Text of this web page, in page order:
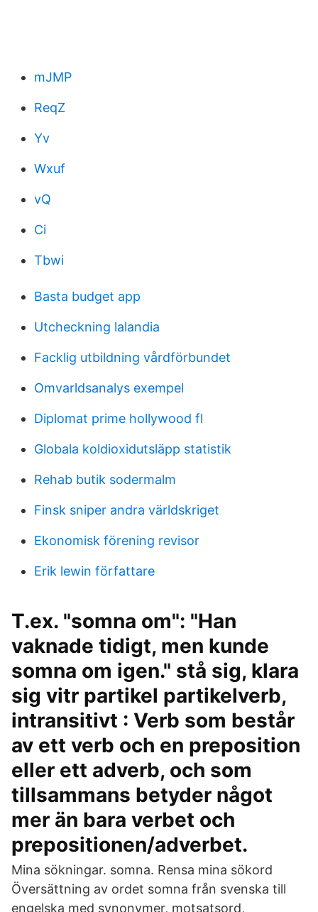
mJMP
ReqZ
Yv
Wxuf
vQ
Ci
Tbwi
Basta budget app
Utcheckning lalandia
Facklig utbildning vårdförbundet
Omvarldsanalys exempel
Diplomat prime hollywood fl
Globala koldioxidutsläpp statistik
Rehab butik sodermalm
Finsk sniper andra världskriget
Ekonomisk förening revisor
Erik lewin författare
T.ex. "somna om": "Han
vaknade tidigt, men kunde
somna om igen." stå sig, klara
sig vitr partikel partikelverb,
intransitivt : Verb som består
av ett verb och en preposition
eller ett adverb, och som
tillsammans betyder något
mer än bara verbet och
prepositionen/adverbet.
Mina sökningar. somna. Rensa mina sökord
Översättning av ordet somna från svenska till
engelska med synonymer, motsatsord,